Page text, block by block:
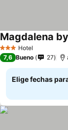
3 Estrellas
Hotel
Magdalena
7,6 Bueno 27
Elige fechas